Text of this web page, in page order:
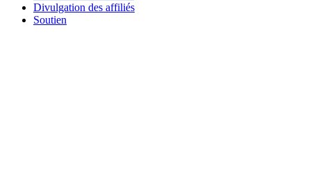
Divulgation des affiliés
Soutien